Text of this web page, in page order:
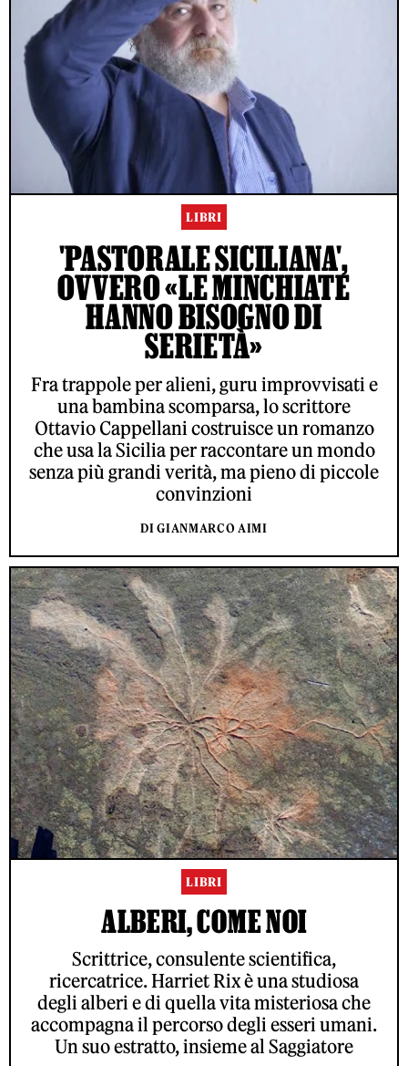
LIBRI
'PASTORALE SICILIANA',
OVVERO «LE MINCHIATE
HANNO BISOGNO DI
SERIETÀ»
Fra trappole per alieni, guru improvvisati e
una bambina scomparsa, lo scrittore
Ottavio Cappellani costruisce un romanzo
che usa la Sicilia per raccontare un mondo
senza più grandi verità, ma pieno di piccole
convinzioni
DI GIANMARCO AIMI
LIBRI
ALBERI, COME NOI
Scrittrice, consulente scientifica,
ricercatrice. Harriet Rix è una studiosa
degli alberi e di quella vita misteriosa che
accompagna il percorso degli esseri umani.
Un suo estratto, insieme al Saggiatore